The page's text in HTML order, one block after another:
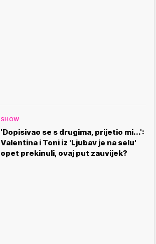
SHOW
'Dopisivao se s drugima, prijetio mi...':
Valentina i Toni iz 'Ljubav je na selu'
opet prekinuli, ovaj put zauvijek?